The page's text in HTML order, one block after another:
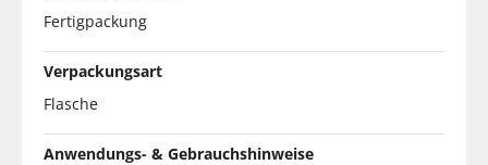
Fertigpackung
Verpackungsart
Flasche
Anwendungs- & Gebrauchshinweise